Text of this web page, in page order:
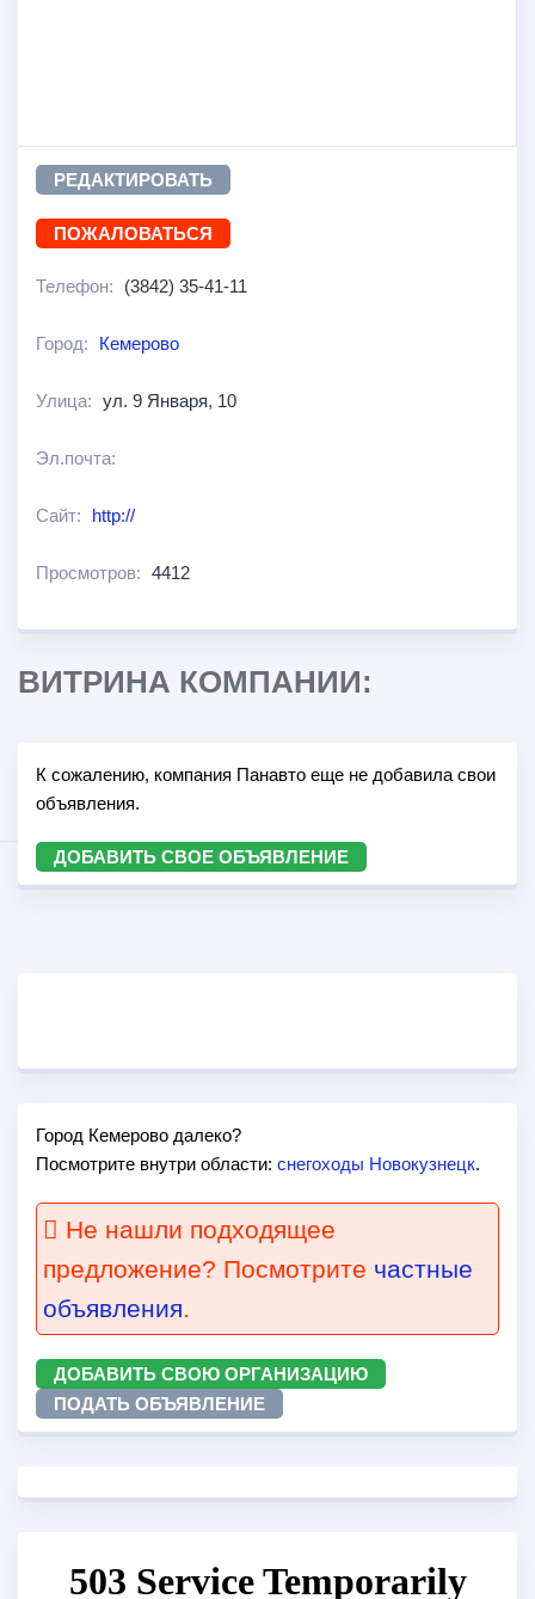
РЕДАКТИРОВАТЬ
ПОЖАЛОВАТЬСЯ
Телефон: (3842) 35-41-11
Город: Кемерово
Улица: ул. 9 Января, 10
Эл.почта:
Сайт: http://
Просмотров: 4412
ВИТРИНА КОМПАНИИ:
К сожалению, компания Панавто еще не добавила свои
объявления.
ДОБАВИТЬ СВОЕ ОБЪЯВЛЕНИЕ
Город Кемерово далеко?
Посмотрите внутри области: снегоходы Новокузнецк.
Не нашли подходящее
предложение? Посмотрите частные
объявления.
ДОБАВИТЬ СВОЮ ОРГАНИЗАЦИЮ
ПОДАТЬ ОБЪЯВЛЕНИЕ